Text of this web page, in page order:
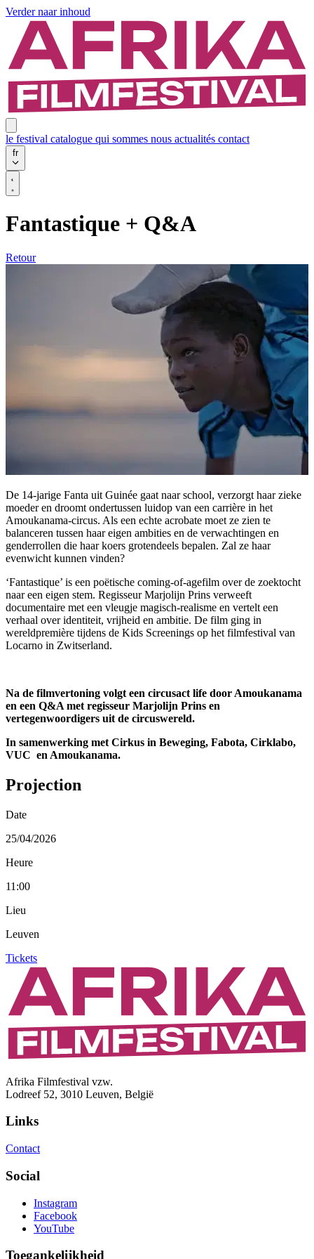
Verder naar inhoud
le festival catalogue qui sommes nous actualités contact
fr
Fantastique + Q&A
Retour
De 14-jarige Fanta uit Guinée gaat naar school, verzorgt haar zieke
moeder en droomt ondertussen luidop van een carrière in het
Amoukanama-circus. Als een echte acrobate moet ze zien te
balanceren tussen haar eigen ambities en de verwachtingen en
genderrollen die haar koers grotendeels bepalen. Zal ze haar
evenwicht kunnen vinden?
‘Fantastique’ is een poëtische coming-of-agefilm over de zoektocht
naar een eigen stem. Regisseur Marjolijn Prins verweeft
documentaire met een vleugje magisch-realisme en vertelt een
verhaal over identiteit, vrijheid en ambitie. De film ging in
wereldpremière tijdens de Kids Screenings op het filmfestival van
Locarno in Zwitserland.
Na de filmvertoning volgt een circusact life door Amoukanama
en een Q&A met regisseur Marjolijn Prins en
vertegenwoordigers uit de circuswereld.
In samenwerking met Cirkus in Beweging, Fabota, Cirklabo,
VUC en Amoukanama.
Projection
Date
25/04/2026
Heure
11:00
Lieu
Leuven
Tickets
Afrika Filmfestival vzw.
Lodreef 52, 3010 Leuven, België
Links
Contact
Social
Instagram
Facebook
YouTube
Toegankelijkheid